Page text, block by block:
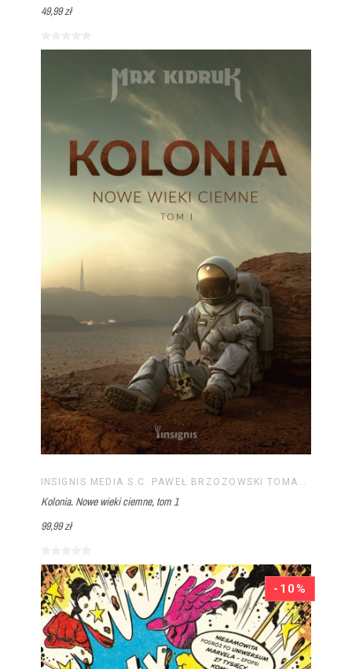
49,99 zł
INSIGNIS MEDIA S.C. PAWEŁ BRZOZOWSKI TOMASZ BRZOZOWSKI
Kolonia. Nowe wieki ciemne, tom 1
99,99 zł
-10%